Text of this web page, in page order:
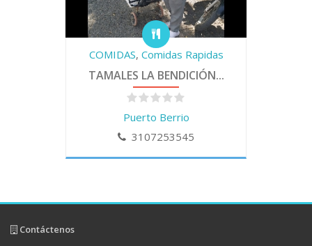
COMIDAS, Comidas Rapidas
TAMALES LA BENDICIÓN...
Puerto Berrio
3107253545
Contáctenos